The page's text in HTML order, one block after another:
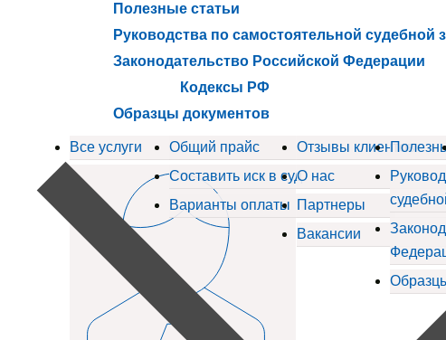
Все услуги
Общий прайс
Составить иск в суд
Варианты оплаты
Отзывы клиентов
О нас
Партнеры
Вакансии
Полезные статьи
Руководства по самостоятельной судебной
Законодательство Российской Федерации
Кодексы РФ
Образцы документов